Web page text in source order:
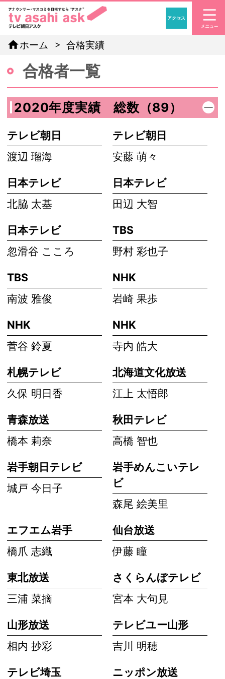
「アナウンサー・マ
アクセス
homeホーム 合格実績
合格者一覧
2020年度実績 総数（89）
テレビ朝日
渡辺 瑠海
テレビ朝日
安藤 萌々
日本テレビ
北脇 太基
日本テレビ
田辺 大智
日本テレビ
忽滑谷 こころ
TBS
野村 彩也子
TBS
南波 雅俊
NHK
岩崎 果歩
NHK
菅谷 鈴夏
NHK
寺内 皓大
札幌テレビ
久保 明日香
北海道文化放送
江上 太悟郎
青森放送
橋本 莉奈
秋田テレビ
高橋 智也
岩手朝日テレビ
城戸 今日子
岩手めんこいテレ
ビ
森尾 絵美里
エフエム岩手
橋爪 志織
仙台放送
伊藤 瞳
東北放送
三浦 菜摘
さくらんぼテレビ
宮本 大句見
山形放送
相内 抄彩
テレビユー山形
吉川 明穂
テレビ埼玉
ニッポン放送